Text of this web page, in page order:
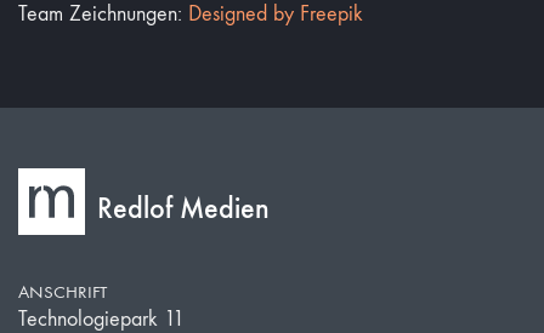
Team Zeichnungen: Designed by Freepik
Redlof Medien
ANSCHRIFT
Technologiepark 11